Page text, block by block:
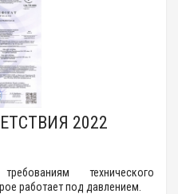
2022
технического
работает под давлением.